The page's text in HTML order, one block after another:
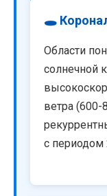
🕳️
Области
солнечной
ветра
с периодом